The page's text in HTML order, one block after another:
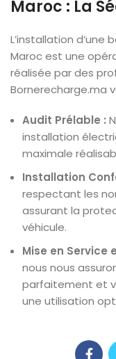
Maroc : La
L’installation
Maroc est une
réalisée par des
Bornerecharge.ma
Audit Prélable :
installation
maximale
Installation
respectant les
assurant la
véhicule.
Mise en Service
nous nous
parfaitement et
une utilisation